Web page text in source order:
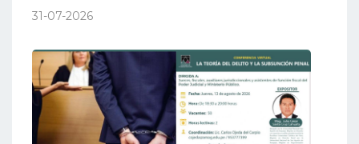
31-07-2026